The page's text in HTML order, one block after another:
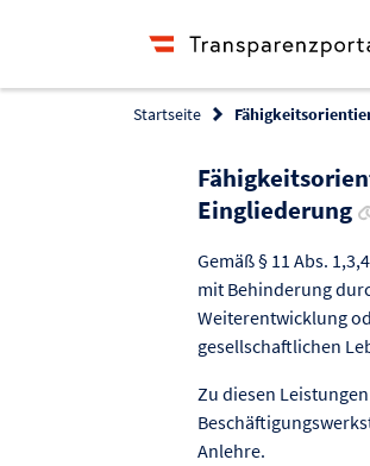
Startseite
Eingliederung
Gemäß § 11 Abs.
mit Behinderung
Weiterentwicklung
gesellschaftlichen
Zu diesen
Anlehre.